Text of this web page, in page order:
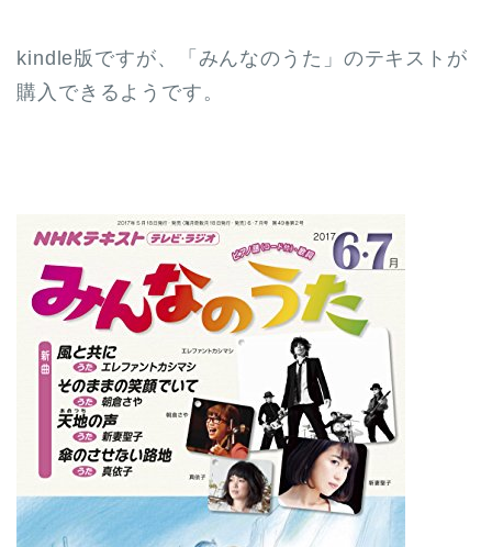
kindle版ですが、「みんなのうた」のテキストが
購入できるようです。